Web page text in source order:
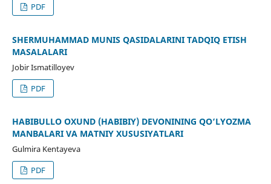
PDF
SHERMUHAMMAD MUNIS QASIDALARINI TADQIQ ETISH
MASALALARI
Jobir Ismatilloyev
PDF
HABIBULLO OXUND (HABIBIY) DEVONINING QO‘LYOZMA
MANBALARI VA MATNIY XUSUSIYATLARI
Gulmira Kentayeva
PDF